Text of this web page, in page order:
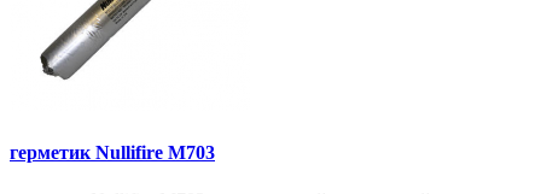
герметик Nullifire M703